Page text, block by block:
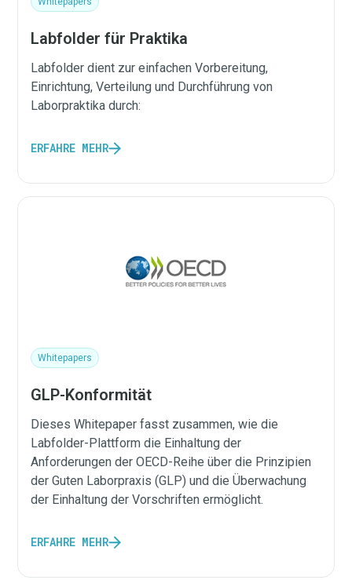
Labfolder für Praktika
Labfolder dient zur einfachen Vorbereitung,
Einrichtung, Verteilung und Durchführung von
Laborpraktika durch:
ERFAHRE MEHR
Whitepapers
GLP-Konformität
Dieses Whitepaper fasst zusammen, wie die
Labfolder-Plattform die Einhaltung der
Anforderungen der OECD-Reihe über die Prinzipien
der Guten Laborpraxis (GLP) und die Überwachung
der Einhaltung der Vorschriften ermöglicht.
ERFAHRE MEHR